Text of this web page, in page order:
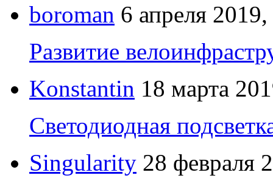
boroman 6 апреля
Развитие
Konstantin 18 марта
Светодиодная
Singularity 28 февраля